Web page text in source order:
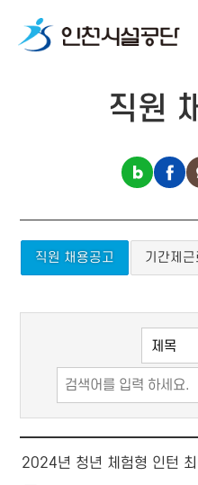
직원
직원 채용공고 기간제
2024년 청년 체험형 인턴